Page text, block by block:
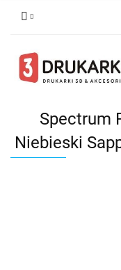
Spectrum
Niebieski